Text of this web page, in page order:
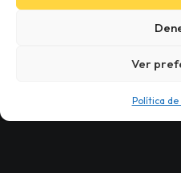
Ver
Política de